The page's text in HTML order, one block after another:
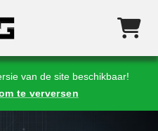
van de site beschikbaar!
te verversen